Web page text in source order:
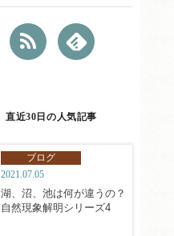
直近30日の人気記事
ブログ
2021.07.05
湖、沼、池は何が違うの？
自然現象解明シリーズ4